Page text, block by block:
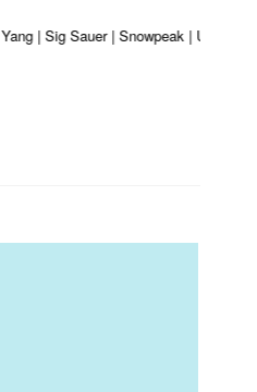
| Sig Sauer | Snowpeak | Umarex |